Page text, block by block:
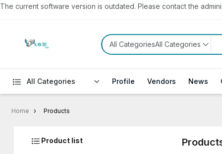
The current software version is outdated. Please contact the
All CategoriesAll Categories
All Categories Profile Vendors News
Home Products
Product list